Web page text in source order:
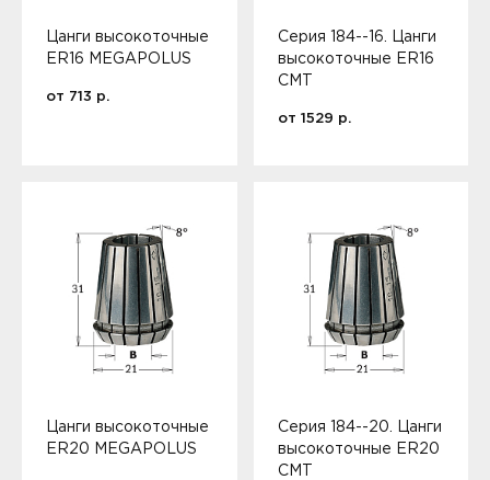
Цанги высокоточные
ER16 MEGAPOLUS
от 713 р.
Серия 184--16. Цанги
высокоточные ER16
CMT
от 1529 р.
Цанги высокоточные
ER20 MEGAPOLUS
Серия 184--20. Цанги
высокоточные ER20
CMT